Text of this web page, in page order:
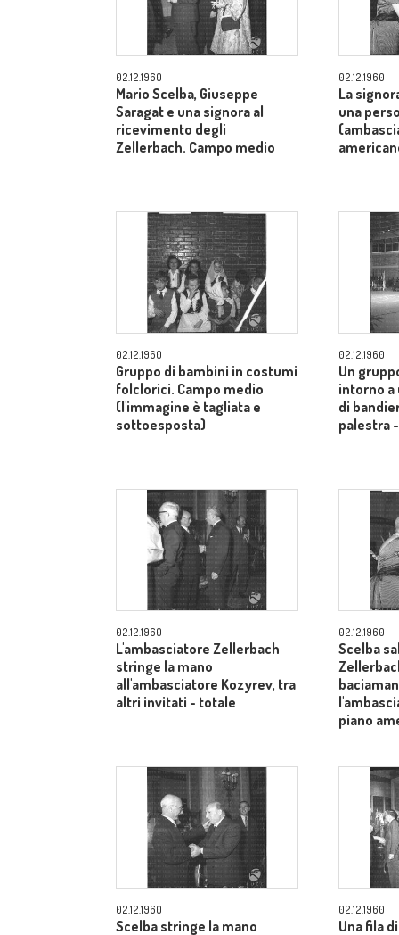
02.12.1960
Mario Scelba, Giuseppe
Saragat e una signora al
ricevimento degli
Zellerbach. Campo medio
02.12.1960
La
una
02.12.1960
Gruppo di bambini in costumi
folclorici. Campo medio
(l'immagine è tagliata e
sottoesposta)
02.12.1960
Un
intorno a
di
palestra
02.12.1960
L'ambasciatore Zellerbach
stringe la mano
all'ambasciatore Kozyrev, tra
altri invitati - totale
02.12.1960
Scelba
piano
02.12.1960
Scelba stringe la mano
02.12.1960
Una fila